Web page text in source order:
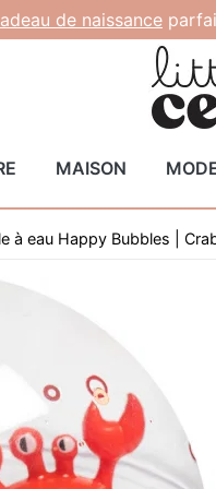
de naissance
MAISON
à eau Happy Bubbles |